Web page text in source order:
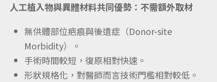
人工植入物與異體材料共同優勢：不需額外取材
無供體部位疤痕與後遺症（Donor-site
Morbidity）。
手術時間較短，復原相對快速。
形狀規格化，對醫師而言技術門檻相對較低。